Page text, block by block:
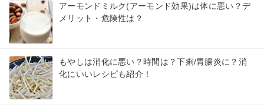
アーモンドミルク(アーモンド効果)は体に悪い？デ
メリット・危険性は？
もやしは消化に悪い？時間は？下痢/胃腸炎に？消
化にいいレシピも紹介！